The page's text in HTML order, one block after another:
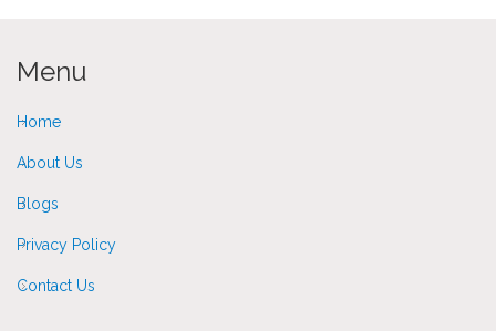
Menu
Home
About Us
Blogs
Privacy Policy
Contact Us